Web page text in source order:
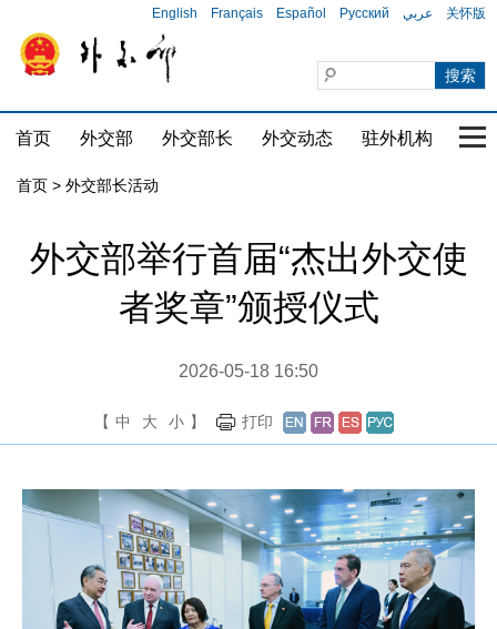
English Français Español Русский عربي 关怀版
首页 外交部 外交部长 外交动态 驻外机构 国
首页 > 外交部长活动
外交部举行首届“杰出外交使
者奖章”颁授仪式
2026-05-18 16:50
【 中 大 小 】 打印